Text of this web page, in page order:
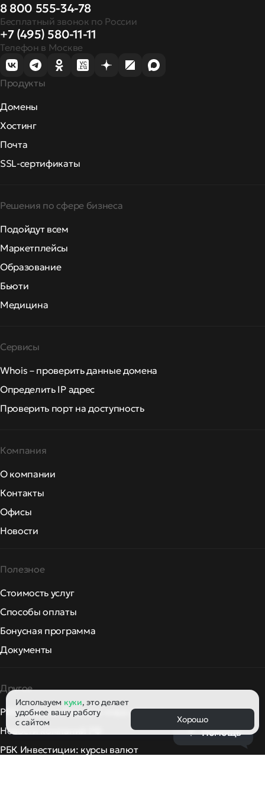
8 800 555-34-78
Бесплатный звонок по России
+7 (495) 580-11-11
Телефон в Москве
Продукты
Домены
Хостинг
Почта
SSL-сертификаты
Решения по сфере бизнеса
Подойдут всем
Маркетплейсы
Образование
Бьюти
Медицина
Сервисы
Whois – проверить данные домена
Определить IP адрес
Проверить порт на доступность
Компания
О компании
Контакты
Офисы
Новости
Полезное
Стоимость услуг
Способы оплаты
Бонусная программа
Документы
Другое
РБК: новости России и мира сегодня
Новости компаний РФ
РБК Инвестиции: курсы валют
Используем куки, это делает
удобнее вашу работу
с сайтом
Хорошо
Помощь